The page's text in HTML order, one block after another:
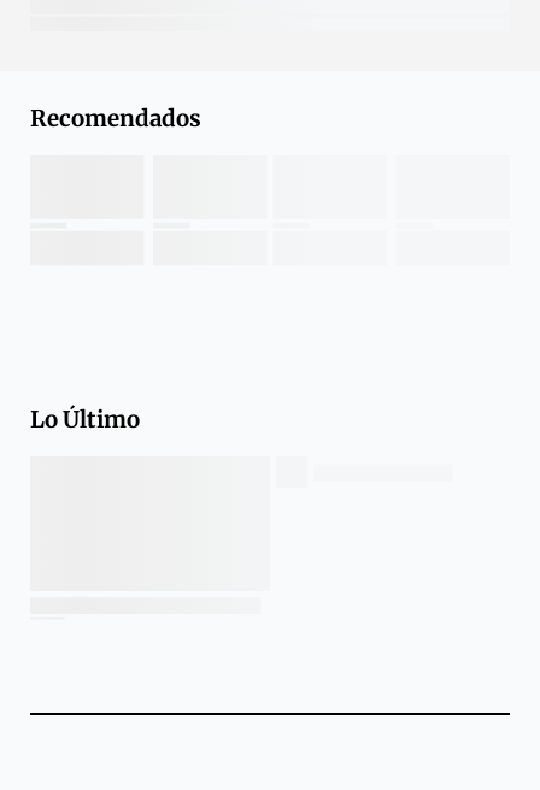
Recomendados
Lo Último